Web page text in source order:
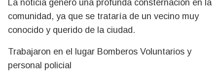
La noticia generó una profunda consternación en la
comunidad, ya que se trataría de un vecino muy
conocido y querido de la ciudad.
Trabajaron en el lugar Bomberos Voluntarios y
personal policial